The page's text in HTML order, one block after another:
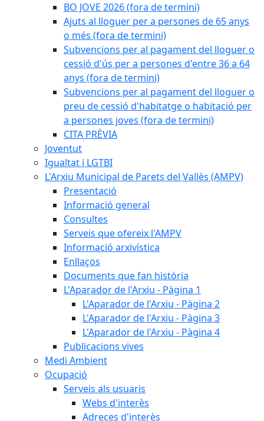
BO JOVE 2026 (fora de termini)
Ajuts al lloguer per a persones de 65 anys
o més (fora de termini)
Subvencions per al pagament del lloguer o
cessió d'ús per a persones d'entre 36 a 64
anys (fora de termini)
Subvencions per al pagament del lloguer o
preu de cessió d'habitatge o habitació per
a persones joves (fora de termini)
CITA PRÈVIA
Joventut
Igualtat i LGTBI
L'Arxiu Municipal de Parets del Vallès (AMPV)
Presentació
Informació general
Consultes
Serveis que ofereix l'AMPV
Informació arxivística
Enllaços
Documents que fan història
L'Aparador de l'Arxiu - Pàgina 1
L'Aparador de l'Arxiu - Pàgina 2
L'Aparador de l'Arxiu - Pàgina 3
L'Aparador de l'Arxiu - Pàgina 4
Publicacions vives
Medi Ambient
Ocupació
Serveis als usuaris
Webs d'interès
Adreces d'interès